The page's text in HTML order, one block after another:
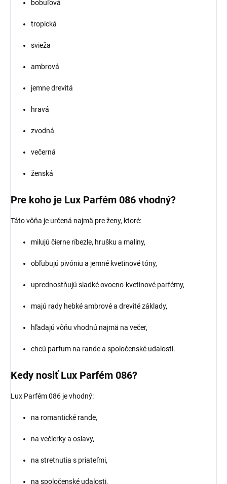
bobuľová
tropická
svieža
ambrová
jemne drevitá
hravá
zvodná
večerná
ženská
Pre koho je Lux Parfém 086 vhodný?
Táto vôňa je určená najmä pre ženy, ktoré:
milujú čierne ríbezle, hrušku a maliny,
obľubujú pivóniu a jemné kvetinové tóny,
uprednostňujú sladké ovocno-kvetinové parfémy,
majú rady hebké ambrové a drevité základy,
hľadajú vôňu vhodnú najmä na večer,
chcú parfum na rande a spoločenské udalosti.
Kedy nosiť Lux Parfém 086?
Lux Parfém 086 je vhodný:
na romantické rande,
na večierky a oslavy,
na stretnutia s priateľmi,
na spoločenské udalosti,